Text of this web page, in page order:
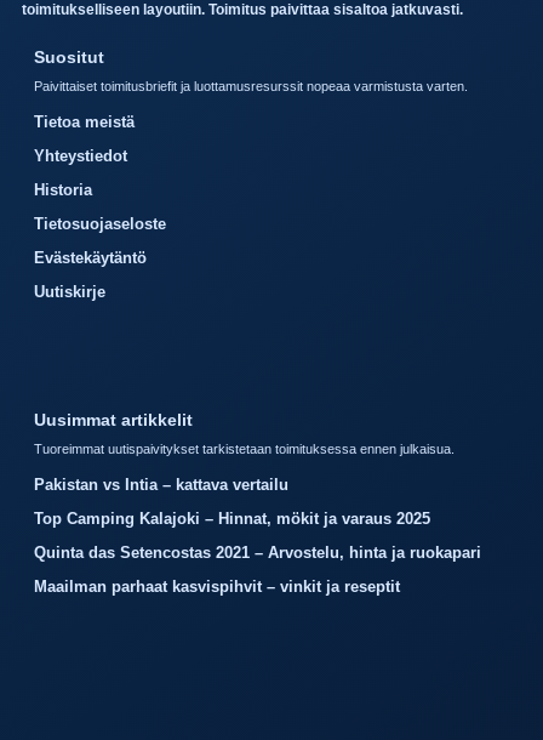
toimitukselliseen layoutiin. Toimitus paivittaa sisaltoa jatkuvasti.
Suositut
Paivittaiset toimitusbriefit ja luottamusresurssit nopeaa varmistusta varten.
Tietoa meistä
Yhteystiedot
Historia
Tietosuojaseloste
Evästekäytäntö
Uutiskirje
Uusimmat artikkelit
Tuoreimmat uutispaivitykset tarkistetaan toimituksessa ennen julkaisua.
Pakistan vs Intia – kattava vertailu
Top Camping Kalajoki – Hinnat, mökit ja varaus 2025
Quinta das Setencostas 2021 – Arvostelu, hinta ja ruokapari
Maailman parhaat kasvispihvit – vinkit ja reseptit